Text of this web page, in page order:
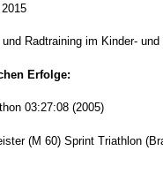
und Radtraining im Kinder-
Erfolge:
03:27:08 (2005)
(M 60) Sprint Triathlon